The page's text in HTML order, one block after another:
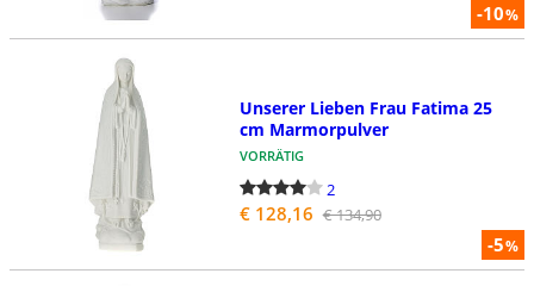
-10%
-5%
Unserer Lieben Frau Fatima 25
cm Marmorpulver
VORRÄTIG
2
€ 128,16 € 134,90